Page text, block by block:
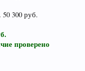
300 руб.
проверено